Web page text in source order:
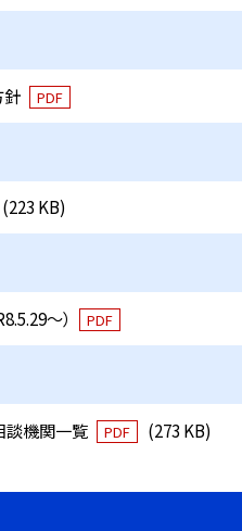
針 PDF
(223 KB)
～） PDF
談機関一覧 PDF (273 KB)